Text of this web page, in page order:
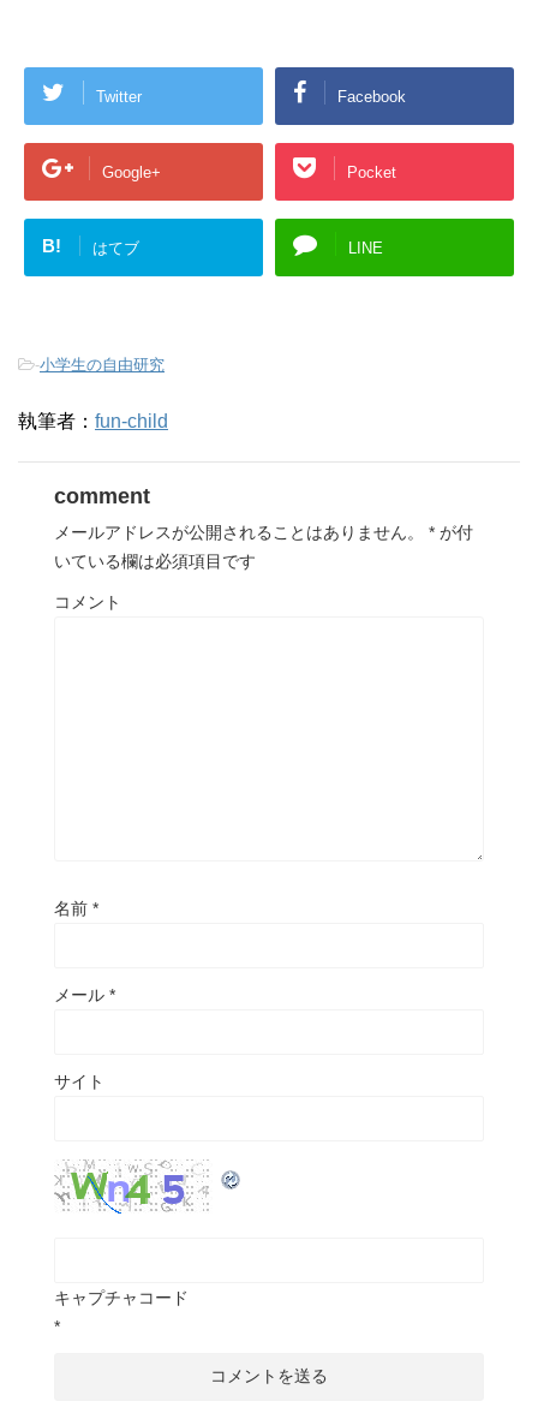
Twitter Facebook
Google+ Pocket
B! はてブ LINE
-小学生の自由研究
執筆者： fun-child
comment
メールアドレスが公開されることはありません。 * が付
いている欄は必須項目です
コメント
名前 *
メール *
サイト
キャプチャコード
*